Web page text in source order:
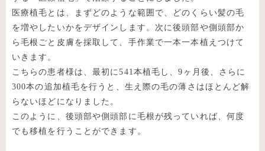
医療植毛とは、まずどのような範囲で、どのくらい髪の毛
を増やしたいかをデザインします。次に後頭部や側頭部か
ら毛根ごと皮膚を採取して、手作業で一本一本植えつけて
いきます。
こちらの患者様は、最初に541本植毛し、9ヶ月後、さらに
300本の追加植毛を行うと、生え際の毛の薄さはほとんど解
らないほどになりました。
このように、後頭部や側頭部に毛根が残っていれば、何度
でも移植を行うことができます。